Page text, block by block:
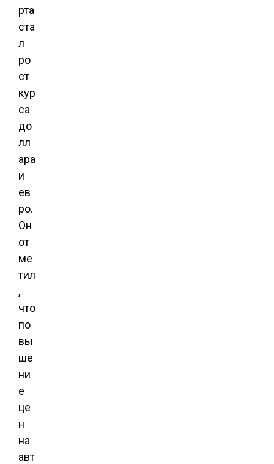
рта
ста
л
ро
ст
кур
са
до
лл
ара
и
ев
ро.
Он
от
ме
тил
,
что
по
вы
ше
ни
е
це
н
на
авт